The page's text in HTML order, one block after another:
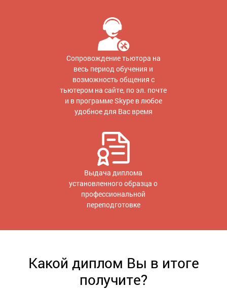
Сопровождение тьютора на
весь период обучения и
возможность общения с
тьютером на сайте, по эл. почте
и в программе Skype в любое
удобное для Вас время
Выдача диплома
установленного образца о
профессиональной
переподготовке
Какой диплом Вы в итоге
получите?